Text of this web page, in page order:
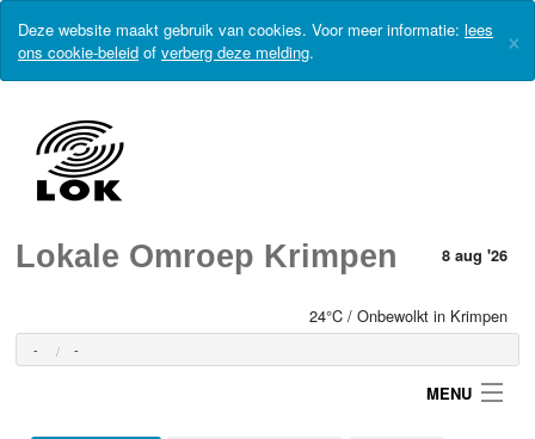
Deze website maakt gebruik van cookies. Voor meer informatie: lees
ons cookie-beleid of verberg deze melding. ×
Lokale Omroep Krimpen 8 aug '26
24°C / Onbewolkt in Krimpen
- -
MENU